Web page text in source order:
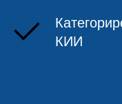
КИИ